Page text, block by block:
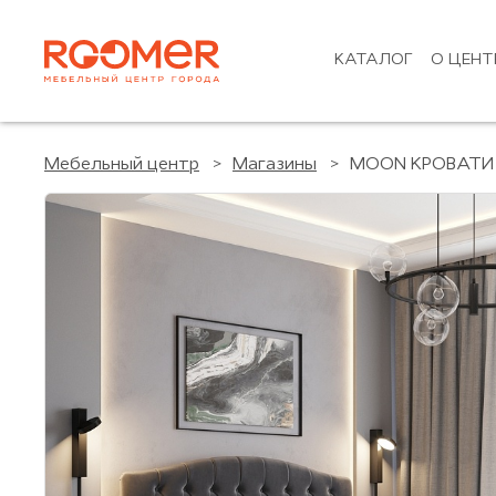
КАТАЛОГ О
Мебельный центр Магазины MOON